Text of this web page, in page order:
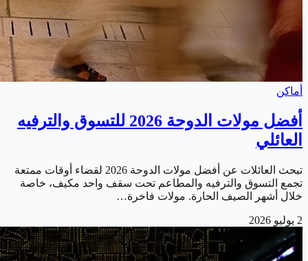
أماكن
أفضل مولات الدوحة 2026 للتسوق والترفيه
العائلي
تبحث العائلات عن أفضل مولات الدوحة 2026 لقضاء أوقات ممتعة
تجمع التسوق والترفيه والمطاعم تحت سقف واحد مكيف، خاصة
خلال أشهر الصيف الحارة. مولات فاخرة…
2 يوليو 2026